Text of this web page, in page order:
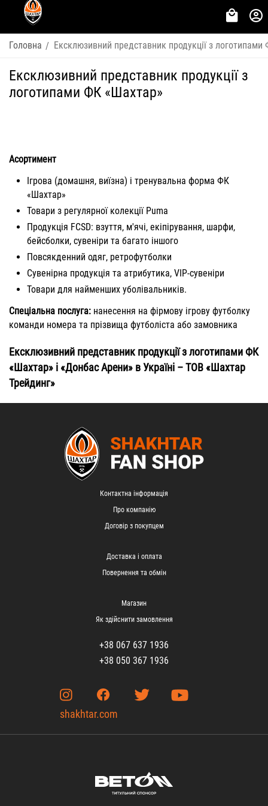
Головна / Ексклюзивний представник продукції з
Ексклюзивний представник продукції з
логотипами ФК «Шахтар»
Асортимент
Ігрова (домашня, виїзна) і тренувальна форма ФК
«Шахтар»
Товари з регулярної колекції Puma
Продукція FCSD: взуття, м'ячі, екіпірування, шарфи,
бейсболки, сувеніри та багато іншого
Повсякденний одяг, ретрофутболки
Сувенірна продукція та атрибутика, VIP-сувеніри
Товари для найменших уболівальників.
Спеціальна послуга: нанесення на фірмову ігрову футболку
команди номера та прізвища футболіста або замовника
Ексклюзивний представник продукції з логотипами ФК
«Шахтар» і «Донбас Арени» в Україні – ТОВ «Шахтар
Трейдинг»
Контактна інформація
Про компанію
Договір з покупцем
Доставка і оплата
Повернення та обмін
Магазин
Як здійснити замовлення
+38 067 637 1936
+38 050 367 1936
shakhtar.com